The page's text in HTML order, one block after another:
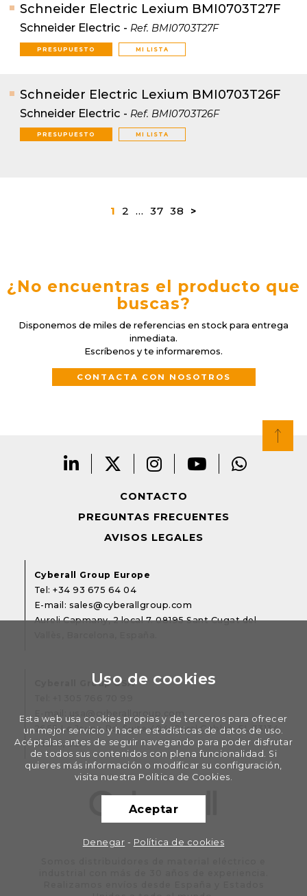
Schneider Electric Lexium BMI0703T27F
Schneider Electric - Ref. BMI0703T27F
PRESUPUESTO MI LISTA
Schneider Electric Lexium BMI0703T26F
Schneider Electric - Ref. BMI0703T26F
PRESUPUESTO MI LISTA
1 2 … 37 38 >
¿No encuentras el producto que
buscas?
Disponemos de miles de referencias en stock para entrega
inmediata.
Escríbenos y te informaremos.
CONTACTA CON NOSOTROS
CONTACTO
PREGUNTAS FRECUENTES
AVISOS LEGALES
Cyberall Group Europe
Tel:+34 93 675 64 04
E-mail: sales@cyberallgroup.com
Aureli Capmany, 2 local 7. 08195 Sant Cugat del
Cyberall Group USA
E-mail:
usa@cyberallgroup.com
2655 Le Jeune Rd. Suite 404, Coral Gables, FL 33134.
Miami, USA
Uso de cookies
Esta web usa cookies propias y de terceros para ofrecer
un mejor servicio y hacer estadísticas de datos de uso.
Acéptalas antes de seguir navegando para poder disfrutar
de todos sus contenidos con plena funcionalidad. Si
quieres más información o modificar su configuración,
visita nuestra Política de Cookies.
Aceptar
Denegar - Política de cookies